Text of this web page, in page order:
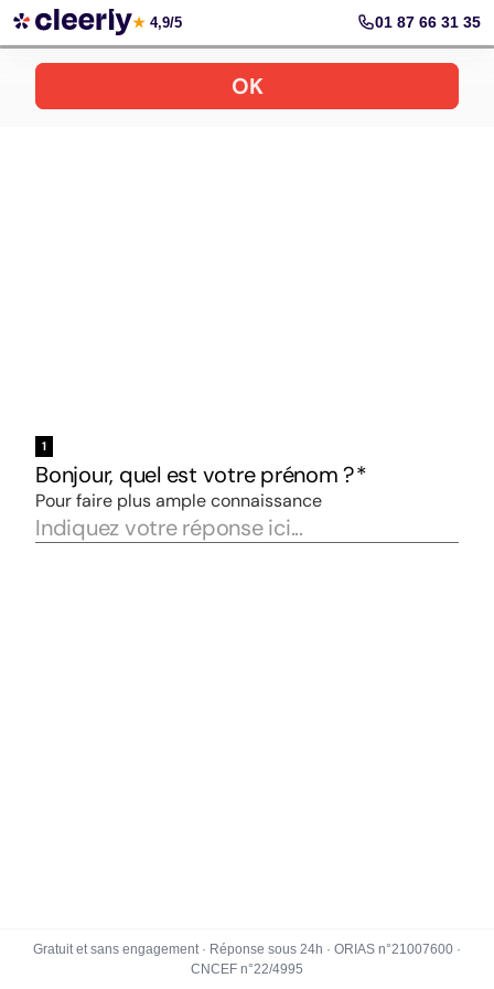
Votre simulation gratuite et personnalisée
★ 4,9/5 01 87 66 31 35
Gratuit et sans engagement · Réponse sous 24h · ORIAS n°21007600 ·
CNCEF n°22/4995